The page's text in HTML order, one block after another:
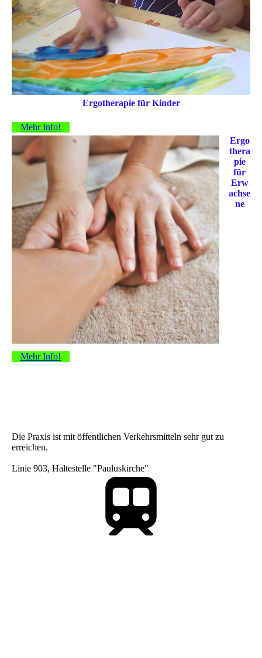
Ergotherapie für Kinder
Mehr Info!
Ergo
thera
pie
für
Erw
achse
ne
Mehr Info!
Die Praxis ist mit öffentlichen Verkehrsmitteln sehr gut zu
erreichen.
Linie 903, Haltestelle "Pauluskirche"